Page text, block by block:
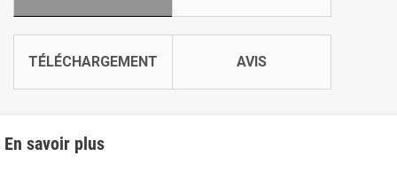
TÉLÉCHARGEMENT AVIS
En savoir plus